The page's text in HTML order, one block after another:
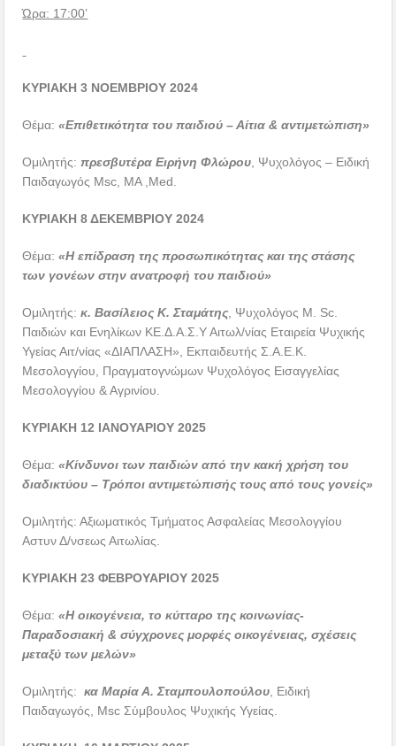
Ώρα: 17:00’
ΚΥΡΙΑΚΗ 3 ΝΟΕΜΒΡΙΟΥ 2024
Θέμα:«Επιθετικότητα του παιδιού – Αίτια & αντιμετώπιση»
Ομιλητής: πρεσβυτέρα Ειρήνη Φλώρου , Ψυχολόγος – Ειδική
Παιδαγωγός Μsc, MA ,Med.
ΚΥΡΙΑΚΗ 8 ΔΕΚΕΜΒΡΙΟΥ 2024
Θέμα:«Η επίδραση της προσωπικότητας και της στάσης
των γονέων στην ανατροφή του παιδιού»
Ομιλητής:κ. Βασίλειος Κ. Σταμάτης , Ψυχολόγος M. Sc.
Παιδιών και Ενηλίκων ΚΕ.Δ.Α.Σ.Υ Αιτωλ/νίας Εταιρεία Ψυχικής
Υγείας Αιτ/νίας «ΔΙΑΠΛΑΣΗ», Εκπαιδευτής Σ.Α.Ε.Κ.
Μεσολογγίου, Πραγματογνώμων Ψυχολόγος Εισαγγελίας
Μεσολογγίου & Αγρινίου.
ΚΥΡΙΑΚΗ 12 ΙΑΝΟΥΑΡΙΟΥ 2025
Θέμα:«Κίνδυνοι των παιδιών από την κακή χρήση του
διαδικτύου – Τρόποι αντιμετώπισής τους από τους γονείς»
Ομιλητής: Αξιωματικός Τμήματος Ασφαλείας Μεσολογγίου
Αστυν Δ/νσεως Αιτωλίας.
ΚΥΡΙΑΚΗ 23 ΦΕΒΡΟΥΑΡΙΟΥ 2025
Θέμα:«Η οικογένεια, το κύτταρο της κοινωνίας-
Παραδοσιακή & σύγχρονες μορφές οικογένειας, σχέσεις
μεταξύ των μελών»
Ομιλητής:κα Μαρία Α. Σταμπουλοπούλου , Ειδική
Παιδαγωγός, Msc Σύμβουλος Ψυχικής Υγείας.